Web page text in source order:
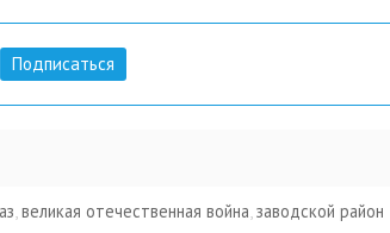
Подписаться
,великая отечественная война,заводской район